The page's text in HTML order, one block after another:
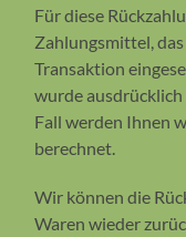
Für diese
Zahlungsmittel,
Transaktion
wurde
Fall werden Ihnen
berechnet.
Wir können die
Waren wieder